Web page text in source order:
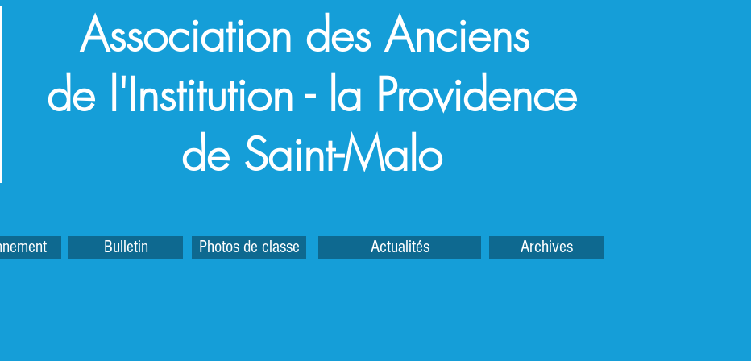
Association des Anciens
de l'Institution - la Providence
de Saint-Malo
Bulletin Photos de classe Actualités Archives